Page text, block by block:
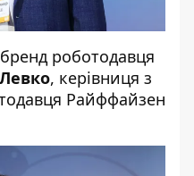
роботодавця
, керівниця з
Райффайзен